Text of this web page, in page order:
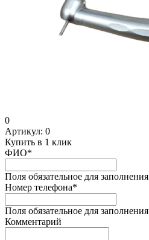
0
Артикул: 0
Купить в 1 клик
ФИО*
Поля обязательное для заполнения
Номер телефона*
Поля обязательное для заполнения
Комментарий